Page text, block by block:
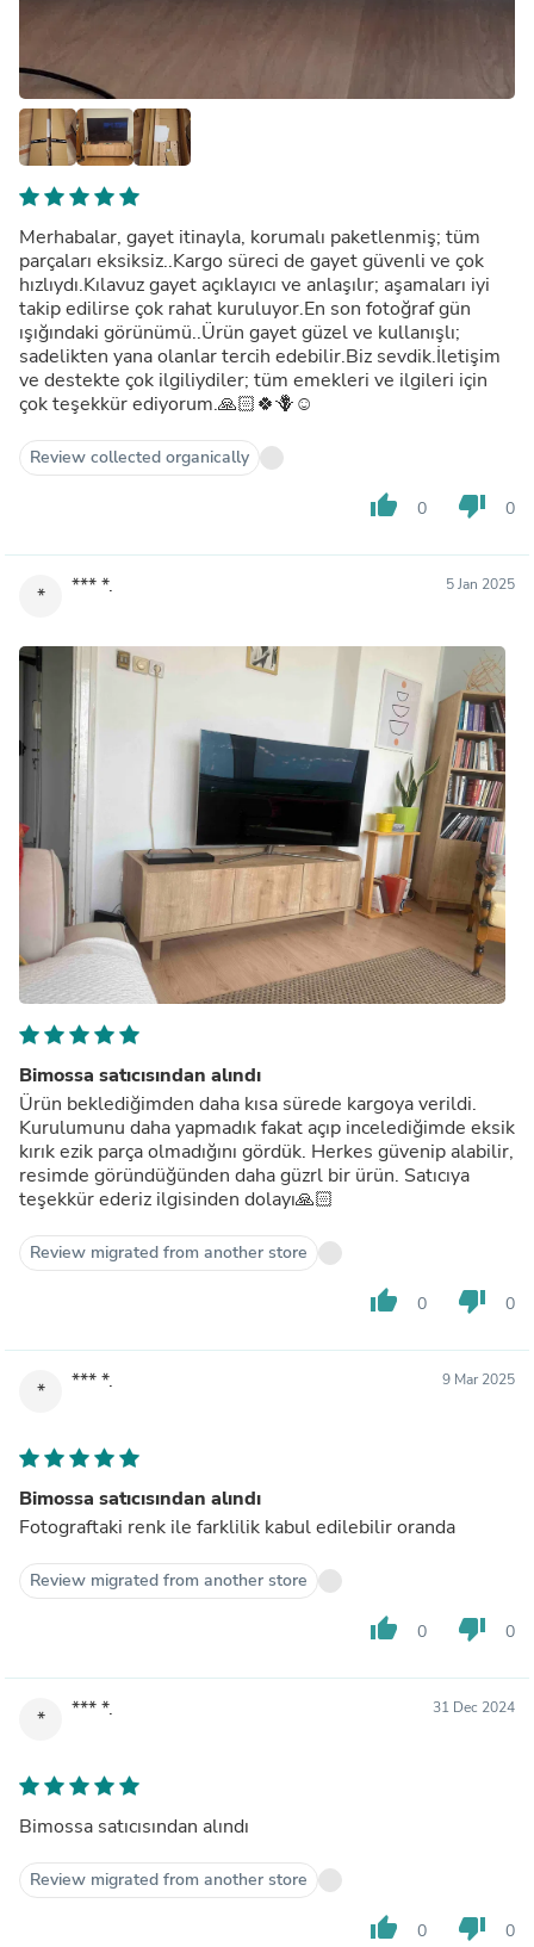
Merhabalar, gayet itinayla, korumalı paketlenmiş; tüm
parçaları eksiksiz..Kargo süreci de gayet güvenli ve çok
hızlıydı.Kılavuz gayet açıklayıcı ve anlaşılır; aşamaları iyi
takip edilirse çok rahat kuruluyor.En son fotoğraf gün
ışığındaki görünümü..Ürün gayet güzel ve kullanışlı;
sadelikten yana olanlar tercih edebilir.Biz sevdik.İletişim
ve destekte çok ilgiliydiler; tüm emekleri ve ilgileri için
çok teşekkür ediyorum.🙏🏻🍀🪻☺️
Review collected organically
thumb_up 0 thumb_down 0
* *** *. 5 Jan 2025
Bimossa satıcısından alındı
Ürün beklediğimden daha kısa sürede kargoya verildi.
Kurulumunu daha yapmadık fakat açıp incelediğimde eksik
kırık ezik parça olmadığını gördük. Herkes güvenip alabilir,
resimde göründüğünden daha güzrl bir ürün. Satıcıya
teşekkür ederiz ilgisinden dolayı🙏🏻
Review migrated from another store
thumb_up 0 thumb_down 0
* *** *. 9 Mar 2025
Bimossa satıcısından alındı
Fotograftaki renk ile farklilik kabul edilebilir oranda
Review migrated from another store
thumb_up 0 thumb_down 0
* *** *. 31 Dec 2024
Bimossa satıcısından alındı
Review migrated from another store
thumb_up 0 thumb_down 0